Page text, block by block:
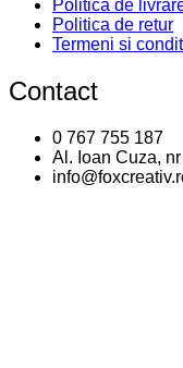
Politica de
Politica de retur
Termeni si
Contact
0 767 755 187
Al. Ioan Cuza,